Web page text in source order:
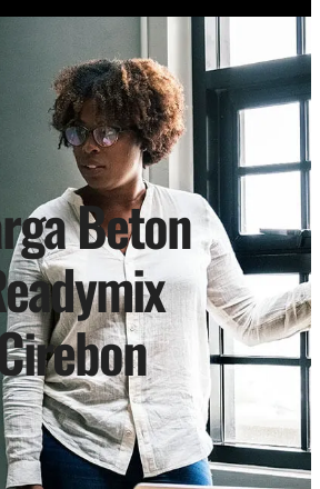
Beton